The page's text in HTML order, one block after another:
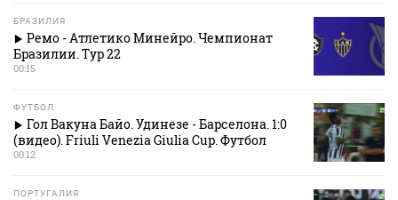
БРАЗИЛИЯ
Ремо - Атлетико Минейро. Чемпионат
Бразилии. Тур 22
00:15
ФУТБОЛ
Гол Вакуна Байо. Удинезе - Барселона. 1:0
(видео). Friuli Venezia Giulia Cup. Футбол
00:12
ПОРТУГАЛИЯ